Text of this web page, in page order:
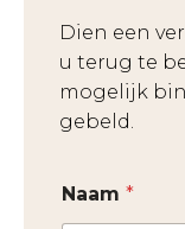
Dien een
u terug te
mogelijk
gebeld.
Naam *